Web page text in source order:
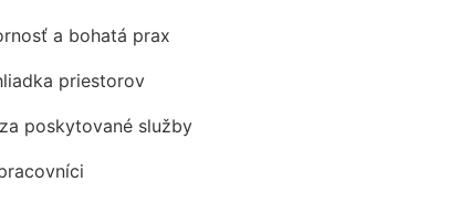
a bohatá prax
priestorov
poskytované služby